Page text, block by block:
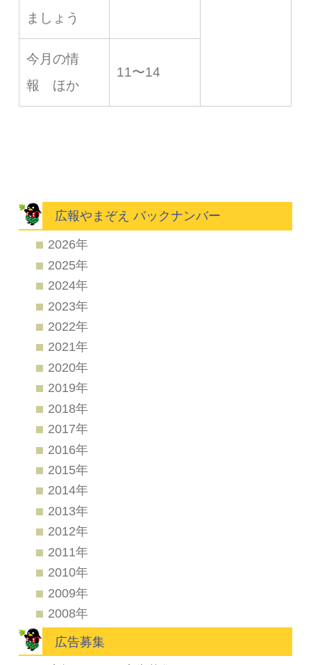
ましょう
今月の情
報 ほか
11〜14
広報やまぞえ バックナンバー
2026年
2025年
2024年
2023年
2022年
2021年
2020年
2019年
2018年
2017年
2016年
2015年
2014年
2013年
2012年
2011年
2010年
2009年
2008年
広告募集